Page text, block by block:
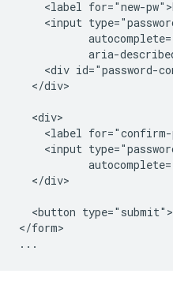
<label for="new-
<input
aria-
<div id="password-
  </div>
  <div>
<label
<input
  </div>
<button
</form>